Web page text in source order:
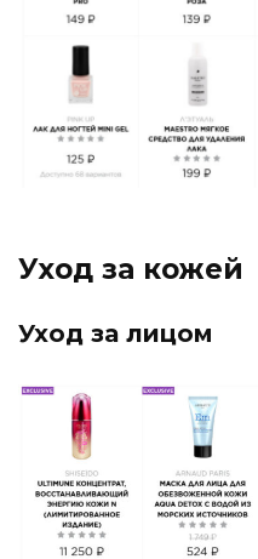
Уход за кожей
Уход за лицом